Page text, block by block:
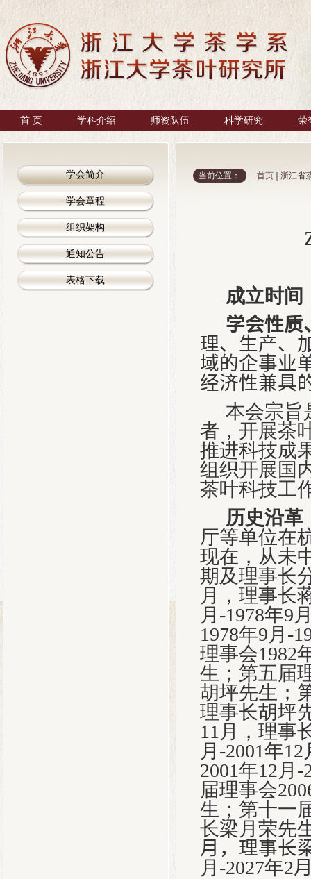
首 页 学科介绍 师资队伍 科学研究 荣
学会简介
学会章程
组织架构
通知公告
表格下载
当前位置： 首页 浙江省
成立时间
学会性质
理、生产、
域的企事业
经济性兼具
本会宗旨
者，开展茶
推进科技成
组织开展国
茶叶科技工
历史沿革
厅等单位在
现在，从未
期及理事长
月，理事长
月 -1978年9
1978年9月 -
理事会1982
生；第五届
胡坪先生；
理事长胡坪
11 月，理事
月 -2001年12
2001年12月 -
届理事会
生；第十一
长梁月荣先
月，理事长
月 -2027年2